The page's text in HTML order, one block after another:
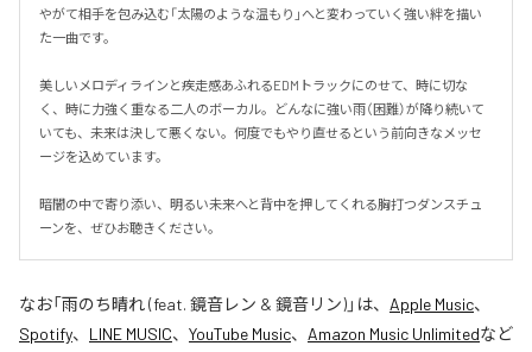
やがて相手を包み込む「太陽のような温もり」へと変わっていく強い絆を描い
た一曲です。
美しいメロディラインと疾走感あふれるEDMトラックにのせて、時に切な
く、時に力強く重なる二人のボーカル。どんなに強い雨（困難）が降り続いて
いても、未来は決して悪くない。何度でもやり直せるという前向きなメッセ
ージを込めています。
暗闇の中で寄り添い、明るい未来へと背中を押してくれる胸打つダンスチュ
ーンを、ぜひお聴きください。
なお「雨のち晴れ (feat. 鏡音レン & 鏡音リン)」は、 Apple Music、
Spotify、 LINE MUSIC、 YouTube Music、 Amazon Music Unlimitedなど